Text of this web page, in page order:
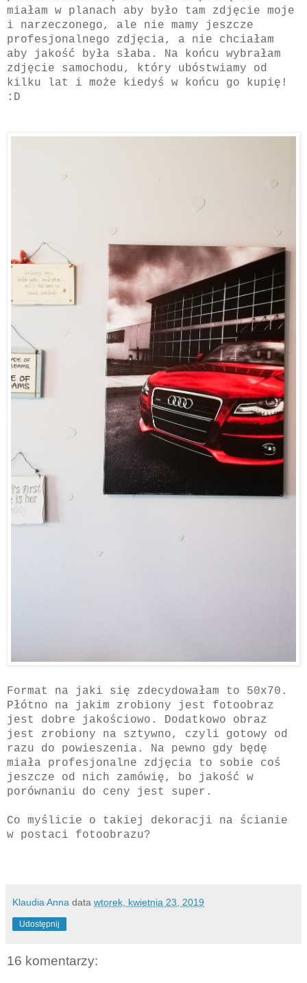
miałam w planach aby było tam zdjęcie moje
i narzeczonego, ale nie mamy jeszcze
profesjonalnego zdjęcia, a nie chciałam
aby jakość była słaba. Na końcu wybrałam
zdjęcie samochodu, który ubóstwiamy od
kilku lat i może kiedyś w końcu go kupię!
:D
Format na jaki się zdecydowałam to 50x70.
Płótno na jakim zrobiony jest fotoobraz
jest dobre jakościowo. Dodatkowo obraz
jest zrobiony na sztywno, czyli gotowy od
razu do powieszenia. Na pewno gdy będę
miała profesjonalne zdjęcia to sobie coś
jeszcze od nich zamówię, bo jakość w
porównaniu do ceny jest super.
Co myślicie o takiej dekoracji na ścianie
w postaci fotoobrazu?
Klaudia Anna data wtorek, kwietnia 23, 2019
Udostępnij
16 komentarzy: